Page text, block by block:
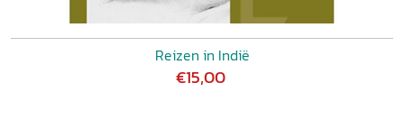
Reizen in Indië
€15,00